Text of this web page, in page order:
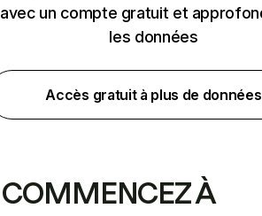
avec un compte gratuit et
les données
Accès gratuit à plus de données
COMMENCEZ À